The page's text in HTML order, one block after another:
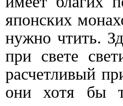
японских
нужно чтить.
при свете
расчетливый
они хотя бы